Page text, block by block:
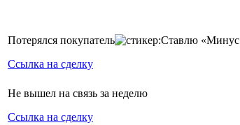
Потерялся покупатель
Ссылка на сделку
Не вышел на связь за неделю
Ссылка на сделку